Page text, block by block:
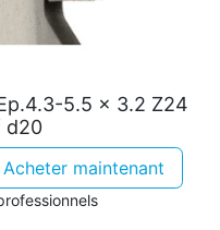
5.5 x 3.2 Z24
d20
Acheter maintenant